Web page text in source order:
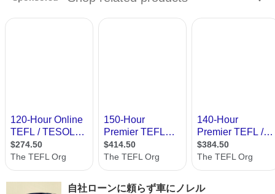
自社ローンに頼らず車にノレル